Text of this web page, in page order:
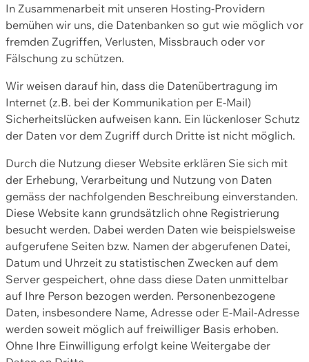
In Zusammenarbeit mit unseren Hosting-Providern
bemühen wir uns, die Datenbanken so gut wie möglich vor
fremden Zugriffen, Verlusten, Missbrauch oder vor
Fälschung zu schützen.
Wir weisen darauf hin, dass die Datenübertragung im
Internet (z.B. bei der Kommunikation per E-Mail)
Sicherheitslücken aufweisen kann. Ein lückenloser Schutz
der Daten vor dem Zugriff durch Dritte ist nicht möglich.
Durch die Nutzung dieser Website erklären Sie sich mit
der Erhebung, Verarbeitung und Nutzung von Daten
gemäss der nachfolgenden Beschreibung einverstanden.
Diese Website kann grundsätzlich ohne Registrierung
besucht werden. Dabei werden Daten wie beispielsweise
aufgerufene Seiten bzw. Namen der abgerufenen Datei,
Datum und Uhrzeit zu statistischen Zwecken auf dem
Server gespeichert, ohne dass diese Daten unmittelbar
auf Ihre Person bezogen werden. Personenbezogene
Daten, insbesondere Name, Adresse oder E-Mail-Adresse
werden soweit möglich auf freiwilliger Basis erhoben.
Ohne Ihre Einwilligung erfolgt keine Weitergabe der